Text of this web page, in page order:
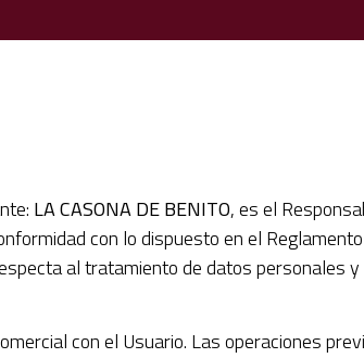
LA CASONA DE BENITO, es el
con lo dispuesto en el
al tratamiento de datos personales
con el Usuario. Las operaciones